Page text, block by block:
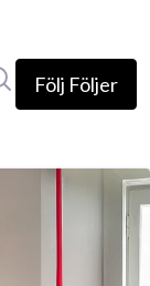
Följ Följer